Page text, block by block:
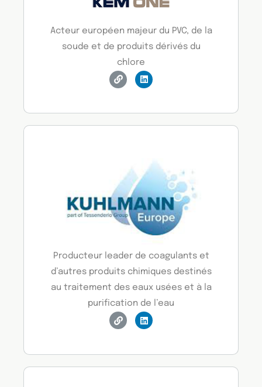
Acteur européen majeur du PVC, de la
soude et de produits dérivés du
chlore
Producteur leader de coagulants et
d’autres produits chimiques destinés
au traitement des eaux usées et à la
purification de l’eau